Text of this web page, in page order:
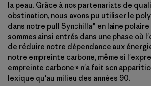
la peau. Grâce à nos partenariats de
obstination, nous avons pu utiliser le
dans notre pull Synchilla® en laine
sommes ainsi entrés dans une phase où
de réduire notre dépendance aux
notre empreinte carbone, même si
empreinte carbone » n'a fait son
lexique qu'au milieu des années 90.